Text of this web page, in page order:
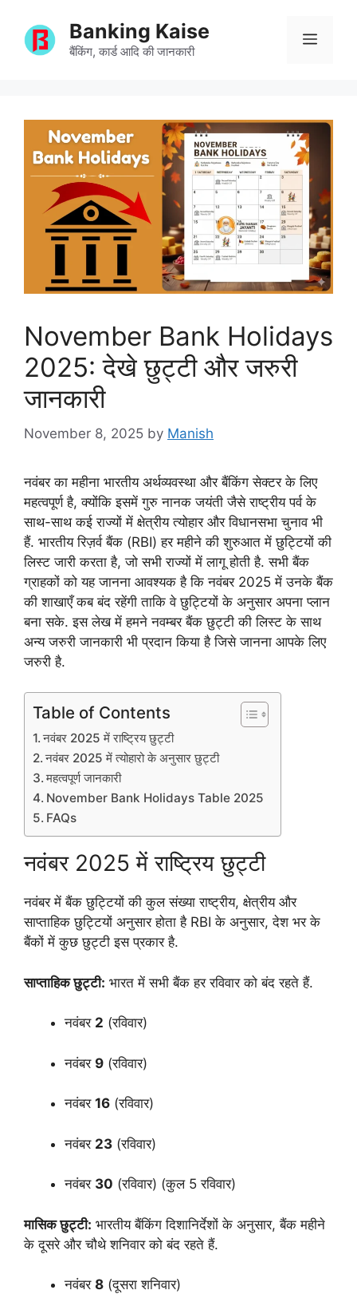
content
Banking Kaise
बैंकिंग, कार्ड आदि की जानकारी
Menu
November Bank Holidays
2025: देखे छुट्टी और जरुरी
जानकारी
November 8, 2025 by Manish
नवंबर का महीना भारतीय अर्थव्यवस्था और बैंकिंग सेक्टर के लिए
महत्वपूर्ण है, क्योंकि इसमें गुरु नानक जयंती जैसे राष्ट्रीय पर्व के
साथ-साथ कई राज्यों में क्षेत्रीय त्योहार और विधानसभा चुनाव भी
हैं. भारतीय रिज़र्व बैंक (RBI) हर महीने की शुरुआत में छुट्टियों की
लिस्ट जारी करता है, जो सभी राज्यों में लागू होती है. सभी बैंक
ग्राहकों को यह जानना आवश्यक है कि नवंबर 2025 में उनके बैंक
की शाखाएँ कब बंद रहेंगी ताकि वे छुट्टियों के अनुसार अपना प्लान
बना सके. इस लेख में हमने नवम्बर बैंक छुट्टी की लिस्ट के साथ
अन्य जरुरी जानकारी भी प्रदान किया है जिसे जानना आपके लिए
जरुरी है.
Table of Contents
नवंबर 2025 में राष्ट्रिय छुट्टी
नवंबर 2025 में त्योहारो के अनुसार छुट्टी
महत्वपूर्ण जानकारी
November Bank Holidays Table 2025
FAQs
नवंबर 2025 में राष्ट्रिय छुट्टी
नवंबर में बैंक छुट्टियों की कुल संख्या राष्ट्रीय, क्षेत्रीय और
साप्ताहिक छुट्टियों अनुसार होता है RBI के अनुसार, देश भर के
बैंकों में कुछ छुट्टी इस प्रकार है.
साप्ताहिक छुट्टी: भारत में सभी बैंक हर रविवार को बंद रहते हैं.
नवंबर 2 (रविवार)
नवंबर 9 (रविवार)
नवंबर 16 (रविवार)
नवंबर 23 (रविवार)
नवंबर 30 (रविवार) (कुल 5 रविवार)
मासिक छुट्टी: भारतीय बैंकिंग दिशानिर्देशों के अनुसार, बैंक महीने
के दूसरे और चौथे शनिवार को बंद रहते हैं.
नवंबर 8 (दूसरा शनिवार)